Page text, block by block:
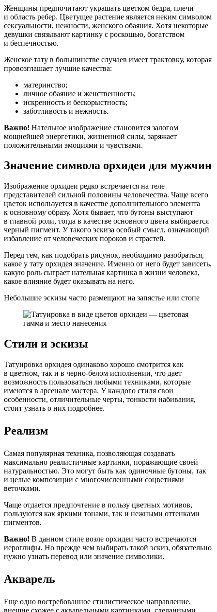
Женщины предпочитают украшать цветком бедра, плечи
и область ребер. Цветущее растение является неким символом
сексуальности, нежности, женского обаяния. Хотя некоторые
девушки связывают картинку с роскошью, богатством
и беспечностью.
Женское тату в большинстве случаев имеет трактовку, которая
провозглашает лучшие качества:
материнство;
личное обаяние и женственность;
искренность и бескорыстность;
заботливость и нежность.
Важно! Нательное изображение становится залогом
мощнейшей энергетики, жизненной силы, заряжает
положительными эмоциями и чувствами.
Значение символа орхидеи для мужчин
Изображение орхидеи редко встречается на теле
представителей сильной половины человечества. Чаще всего
цветок используется в качестве дополнительного элемента
к основному образу. Хотя бывает, что бутоны выступают
в главной роли, тогда в качестве основного цвета выбирается
черный пигмент. У такого эскиза особый смысл, означающий
избавление от человеческих пороков и страстей.
Перед тем, как подобрать рисунок, необходимо разобраться,
какое у тату орхидея значение. Именно от него будет зависеть,
какую роль сыграет нательная картинка в жизни человека,
какое влияние будет оказывать на него.
Небольшие эскизы часто размещают на запястье или стопе
Стили и эскизы
Татуировка орхидея одинаково хорошо смотрится как
в цветном, так и в черно-белом исполнении, что дает
возможность пользоваться любыми техниками, которые
имеются в арсенале мастера. У каждого стиля свои
особенности, отличительные черты, тонкости набивания,
стоит узнать о них подробнее.
Реализм
Самая популярная техника, позволяющая создавать
максимально реалистичные картинки, поражающие своей
натуральностью. Это могут быть как одиночные бутоны, так
и целые композиции с многочисленными соцветиями
веточками.
Чаще отдается предпочтение в пользу цветных мотивов,
пользуются как яркими тонами, так и нежными оттенками
пигментов.
Важно! В данном стиле возле орхидеи часто встречаются
иероглифы. Но прежде чем выбирать такой эскиз, обязательно
нужно узнать перевод или значение символики.
Акварель
Еще одно востребованное стилистическое направление,